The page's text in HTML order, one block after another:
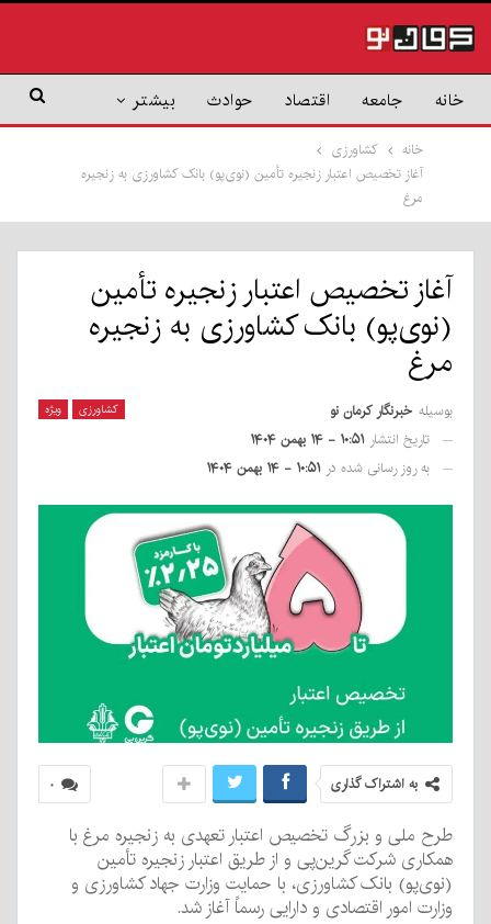
خانه جامعه اقتصاد حوادث بیشتر
خانه
کشاورزی
آغاز تخصیص اعتبار زنجیره تأمین (نوی‌پو) بانک کشاورزی به زنجیره
مرغ
آغاز تخصیص اعتبار زنجیره تأمین
(نوی‌پو) بانک کشاورزی به زنجیره
مرغ
کشاورزی ویژه بوسیله خبرنگار کرمان نو
تاریخ انتشار ۱۰:۵۱ - ۱۴ بهمن ۱۴۰۴
به روز رسانی شده در ۱۰:۵۱ - ۱۴ بهمن ۱۴۰۴
۰ به اشتراک گذاری
طرح ملی و بزرگ تخصیص اعتبار تعهدی به زنجیره مرغ با
همکاری شرکت گرین‌پی و از طریق اعتبار زنجیره تأمین
(نوی‌پو) بانک کشاورزی، با حمایت وزارت جهاد کشاورزی و
وزارت امور اقتصادی و دارایی رسماً آغاز شد.